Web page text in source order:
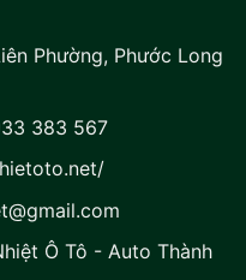
Phường, Phước Long
383 567
Ô Tô - Auto Thành